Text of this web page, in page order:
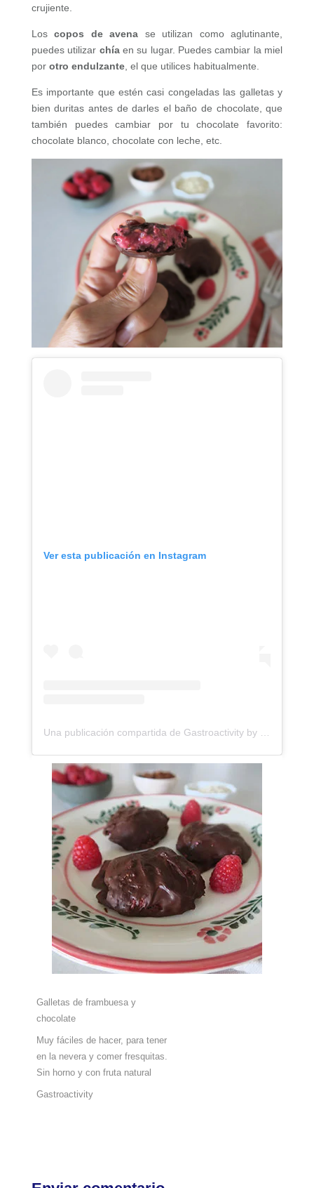
crujiente.
Loscopos de avena se utilizan como aglutinante,
puedes utilizar chíaen su lugar. Puedes cambiar la miel
por otro endulzante, el que utilices habitualmente.
Es importante que estén casi congeladas las galletas y
bien duritas antes de darles el baño de chocolate, que
también puedes cambiar por tu chocolate favorito:
chocolate blanco, chocolate con leche, etc.
Ver esta publicación en Instagram
Una publicación compartida de Gastroactivity by Eva Garcinuño (@gastroactivity)
Galletas de frambuesa y
chocolate
Muy fáciles de hacer, para tener
en la nevera y comer fresquitas.
Sin horno y con fruta natural
Gastroactivity